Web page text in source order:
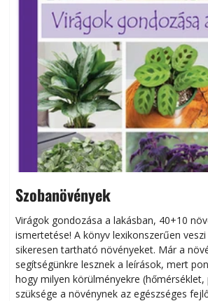
Szobanövények
Virágok gondozása a lakásban, 40+10
ismertetése! A könyv lexikonszerűen
sikeresen tart­ha­tó növényeket. Már a
segítségünkre lesznek a leírások, mert
hogy milyen körülményekre (hőmérséklet,
szüksége a növénynek az egészséges